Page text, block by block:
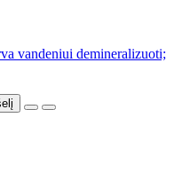
vandeniui demineralizuoti;